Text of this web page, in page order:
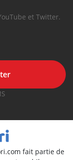
et Twitter.
fait partie de